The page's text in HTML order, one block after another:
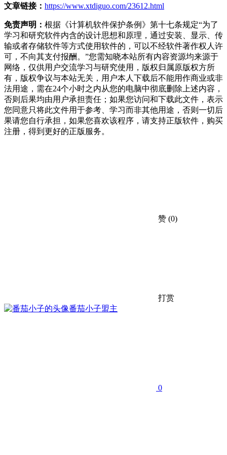
文章链接： https://www.xtdiguo.com/23612.html
免责声明： 根据《计算机软件保护条例》第十七条规定“为了
学习和研究软件内含的设计思想和原理，通过安装、显示、传
输或者存储软件等方式使用软件的，可以不经软件著作权人许
可，不向其支付报酬。”您需知晓本站所有内容资源均来源于
网络，仅供用户交流学习与研究使用，版权归属原版权方所
有，版权争议与本站无关，用户本人下载后不能用作商业或非
法用途，需在24个小时之内从您的电脑中彻底删除上述内容，
否则后果均由用户承担责任；如果您访问和下载此文件，表示
您同意只将此文件用于参考、学习而非其他用途，否则一切后
果请您自行承担，如果您喜欢该程序，请支持正版软件，购买
注册，得到更好的正版服务。
赞 (0)
打赏
番茄小子盟主
0